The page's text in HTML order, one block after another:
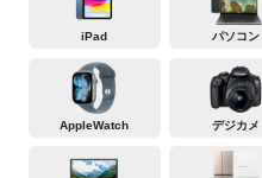
iPad パソコン
AppleWatch デジカメ